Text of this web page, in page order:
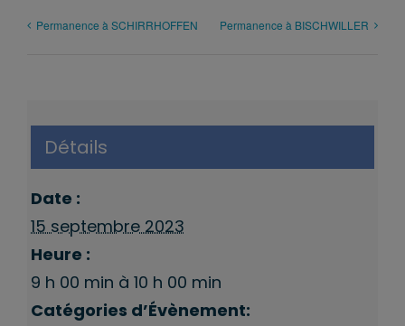
Permanence à SCHIRRHOFFEN Permanence à BISCHWILLER
Détails
Date :
15 septembre 2023
Heure :
9 h 00 min à 10 h 00 min
Catégories d’Évènement: